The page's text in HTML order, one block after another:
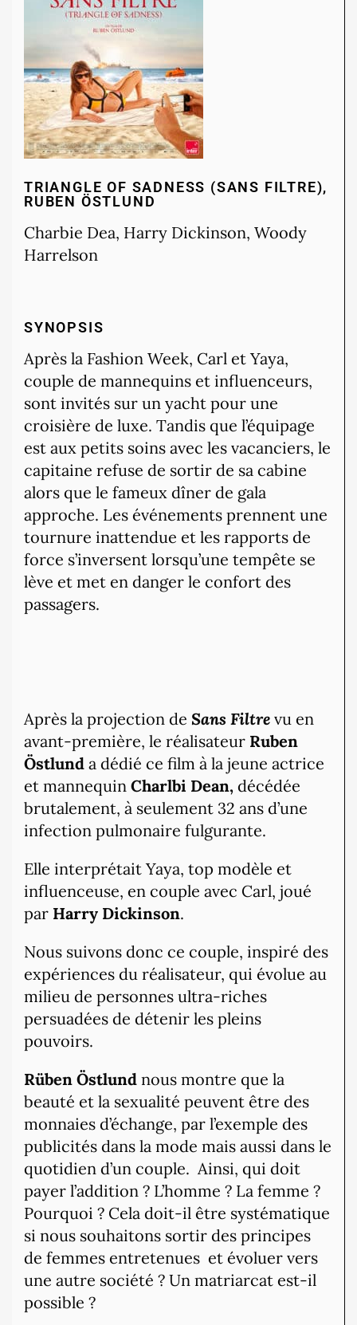
TRIANGLE OF SADNESS (SANS FILTRE),
RUBEN ÖSTLUND
Charbie Dea, Harry Dickinson, Woody
Harrelson
SYNOPSIS
Après la Fashion Week, Carl et Yaya,
couple de mannequins et influenceurs,
sont invités sur un yacht pour une
croisière de luxe. Tandis que l’équipage
est aux petits soins avec les vacanciers, le
capitaine refuse de sortir de sa cabine
alors que le fameux dîner de gala
approche. Les événements prennent une
tournure inattendue et les rapports de
force s’inversent lorsqu’une tempête se
lève et met en danger le confort des
passagers.
Après la projection de Sans Filtre vu en
avant-première, le réalisateur Ruben
Östlund a dédié ce film à la jeune actrice
et mannequin Charlbi Dean, décédée
brutalement, à seulement 32 ans d’une
infection pulmonaire fulgurante.
Elle interprétait Yaya, top modèle et
influenceuse, en couple avec Carl, joué
par Harry Dickinson.
Nous suivons donc ce couple, inspiré des
expériences du réalisateur, qui évolue au
milieu de personnes ultra-riches
persuadées de détenir les pleins
pouvoirs.
Rüben Östlund nous montre que la
beauté et la sexualité peuvent être des
monnaies d’échange, par l’exemple des
publicités dans la mode mais aussi dans le
quotidien d’un couple. Ainsi, qui doit
payer l’addition ? L’homme ? La femme ?
Pourquoi ? Cela doit-il être systématique
si nous souhaitons sortir des principes
de femmes entretenues et évoluer vers
une autre société ? Un matriarcat est-il
possible ?